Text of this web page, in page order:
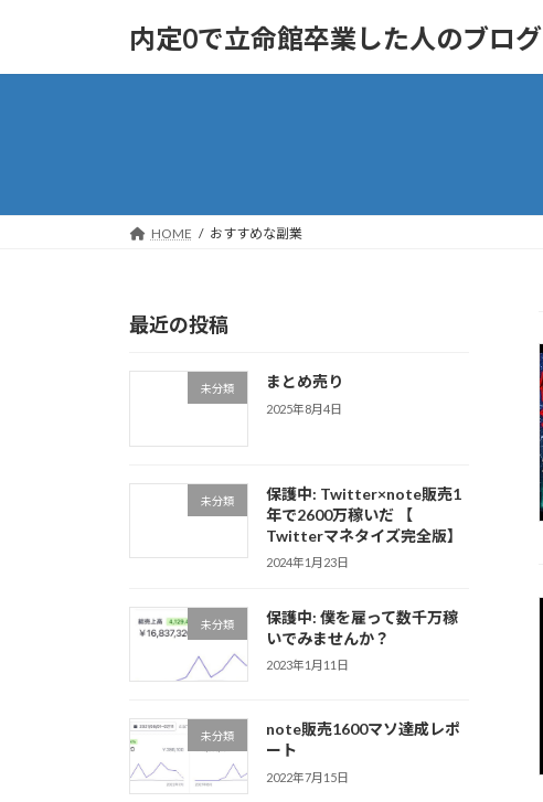
内定0で立命館卒業した人のブログ
HOME おすすめな副業
最近の投稿
未分類 まとめ売り
2025年8月4日
未分類
保護中: Twitter×note販売1
年で2600万稼いだ 【
Twitterマネタイズ完全版】
2024年1月23日
未分類
保護中: 僕を雇って数千万稼
いでみませんか？
2023年1月11日
未分類
note販売1600マソ達成レポ
ート
2022年7月15日